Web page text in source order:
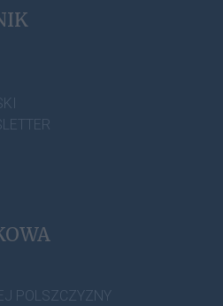
POLSZCZYZNY